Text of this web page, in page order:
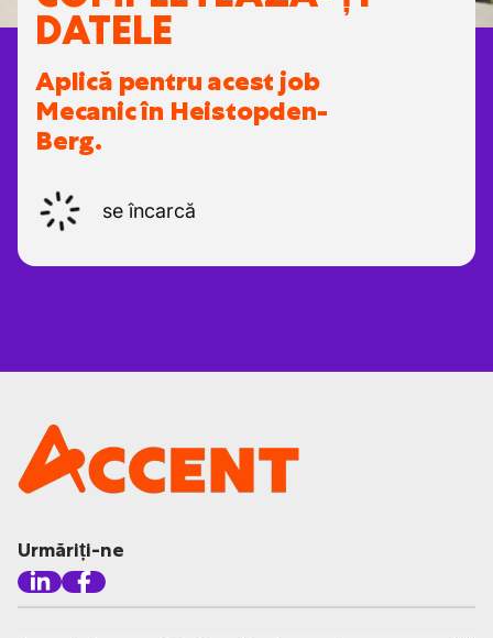
DATELE
Aplică pentru acest job
Mecanic în Heistopden-
Berg.
se încarcă
Urmăriți-ne